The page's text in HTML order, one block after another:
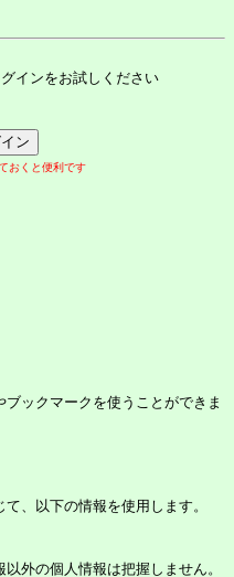
インをお試しください
おくと便利です
ックマークを使うことができま
、以下の情報を使用します。
外の個人情報は把握しません。